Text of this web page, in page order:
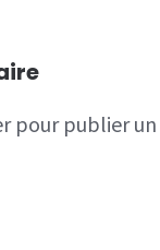
pour publier